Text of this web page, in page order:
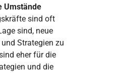
Umstände
sind oft
sind, neue
Strategien zu
eher für die
und die